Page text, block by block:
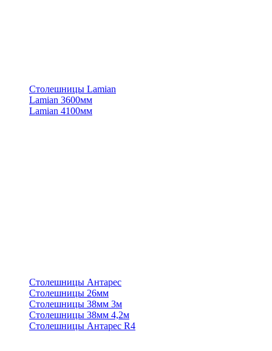
Столешницы Lamian
Lamian 3600мм
Lamian 4100мм
Столешницы Антарес
Столешницы 26мм
Столешницы 38мм 3м
Столешницы 38мм 4,2м
Столешницы Антарес R4